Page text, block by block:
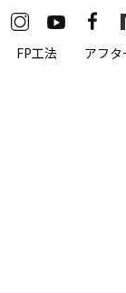
FP工法 アフ